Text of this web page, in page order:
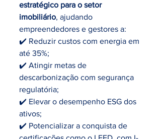
estratégico para o setor
imobiliário, ajudando
empreendedores e gestores a:
✔️ Reduzir custos com energia em
até 35%;
✔️ Atingir metas de
descarbonização com segurança
regulatória;
✔️ Elevar o desempenho ESG dos
ativos;
✔️ Potencializar a conquista de